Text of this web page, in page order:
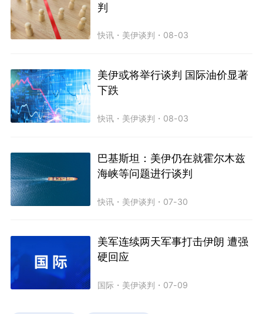
判
快讯 ・ 美伊谈判 ・ 08-03
美伊或将举行谈判 国际油价显著
下跌
快讯 ・ 美伊谈判 ・ 08-03
巴基斯坦：美伊仍在就霍尔木兹
海峡等问题进行谈判
快讯 ・ 美伊谈判 ・ 07-30
美军连续两天军事打击伊朗 遭强
硬回应
国际 ・ 美伊谈判 ・ 07-09